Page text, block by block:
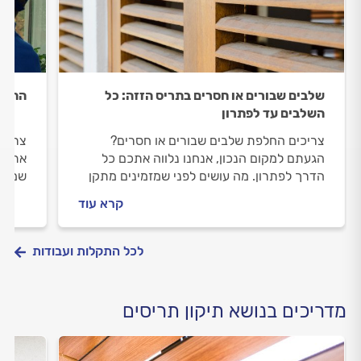
שלבים שבורים או חסרים בתריס הזזה: כל
השלבים עד לפתרון
צריכים החלפת שלבים שבורים או חסרים?
הגעתם למקום הנכון, אנחנו נלווה אתכם כל
הדרך לפתרון. מה עושים לפני שמזמינים מתקן
החלפת שלבים שבורים או חסרים? כל התשובות
לפניכם.
קרא עוד
לכל התקלות ועבודות
מדריכים בנושא תיקון תריסים